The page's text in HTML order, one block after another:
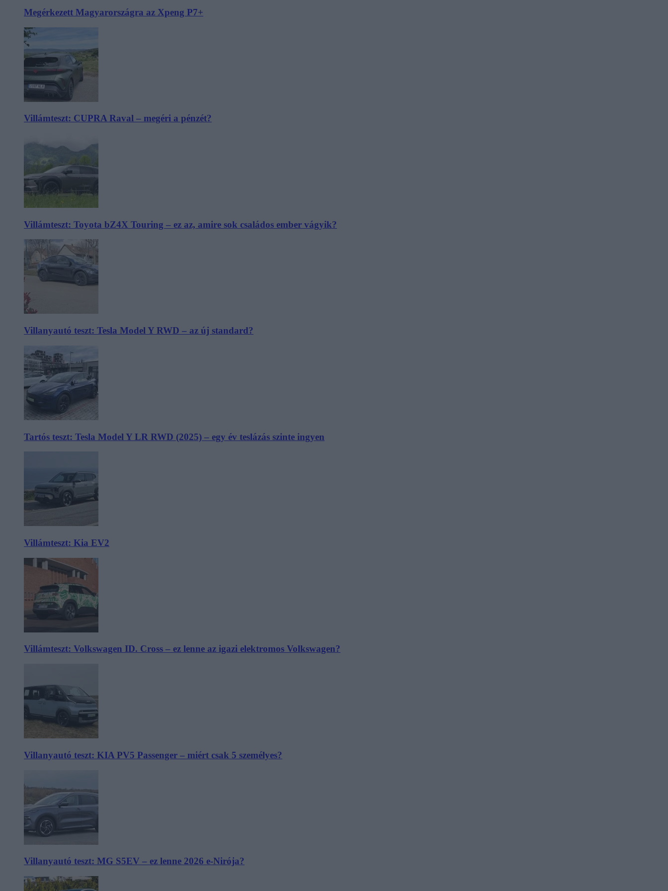
Megérkezett Magyarországra az Xpeng P7+
Villámteszt: CUPRA Raval – megéri a pénzét?
Villámteszt: Toyota bZ4X Touring – ez az, amire sok családos ember vágyik?
Villanyautó teszt: Tesla Model Y RWD – az új standard?
Tartós teszt: Tesla Model Y LR RWD (2025) – egy év teslázás szinte ingyen
Villámteszt: Kia EV2
Villámteszt: Volkswagen ID. Cross – ez lenne az igazi elektromos Volkswagen?
Villanyautó teszt: KIA PV5 Passenger – miért csak 5 személyes?
Villanyautó teszt: MG S5EV – ez lenne 2026 e-Nirója?